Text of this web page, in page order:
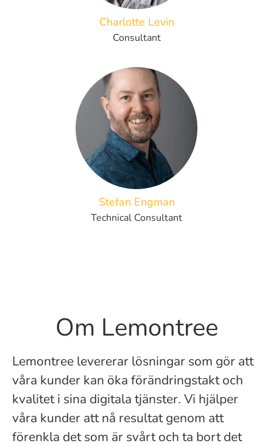
Charlotte Levin
Consultant
Stefan Engman
Technical Consultant
Om Lemontree
Lemontree levererar lösningar som gör att
våra kunder kan öka förändringstakt och
kvalitet i sina digitala tjänster. Vi hjälper
våra kunder att nå resultat genom att
förenkla det som är svårt och ta bort det